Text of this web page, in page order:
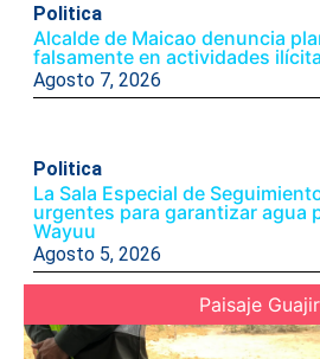
Politica
Alcalde de Maicao denuncia
falsamente en actividades
Agosto 7, 2026
Politica
La Sala Especial de
urgentes para garantizar agua
Wayuu
Agosto 5, 2026
Paisaje